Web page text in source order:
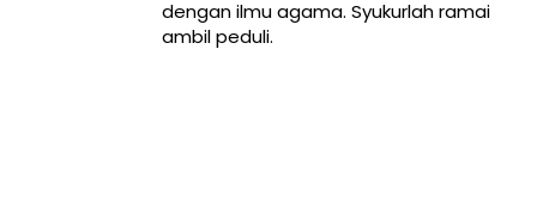
dengan ilmu agama. Syukurlah ramai
ambil peduli.